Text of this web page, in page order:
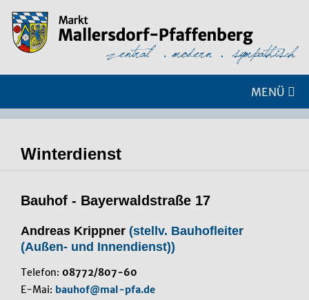
MENÜ
Winterdienst
Bauhof - Bayerwaldstraße 17
Andreas Krippner (stellv. Bauhofleiter
(Außen- und Innendienst))
Telefon: 08772/807-60
E-Mai: bauhof@mal-pfa.de